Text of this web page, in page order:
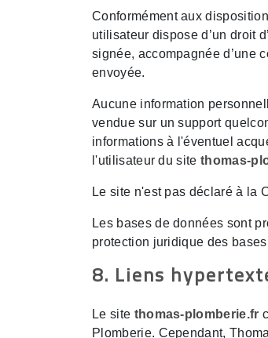
Conformément aux
utilisateur dispose d’un droit
signée, accompagnée d’une
envoyée.
Aucune information
vendue sur un support
informations à l'éventuel
l'utilisateur du sitethomas-
Le site n'est pas déclaré à la
Les bases de données sont
protection juridique des
8. Liens
Le site thomas-plomberie.fr
Plomberie. Cependant,